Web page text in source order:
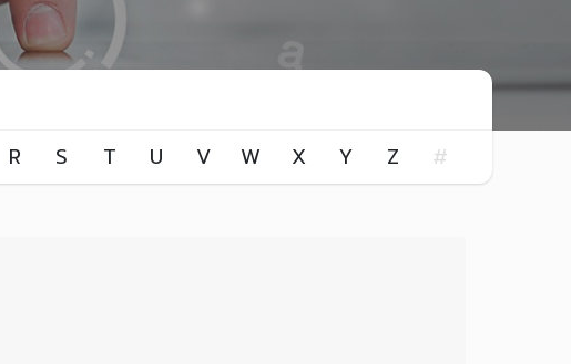
R S T U V W X Y Z #